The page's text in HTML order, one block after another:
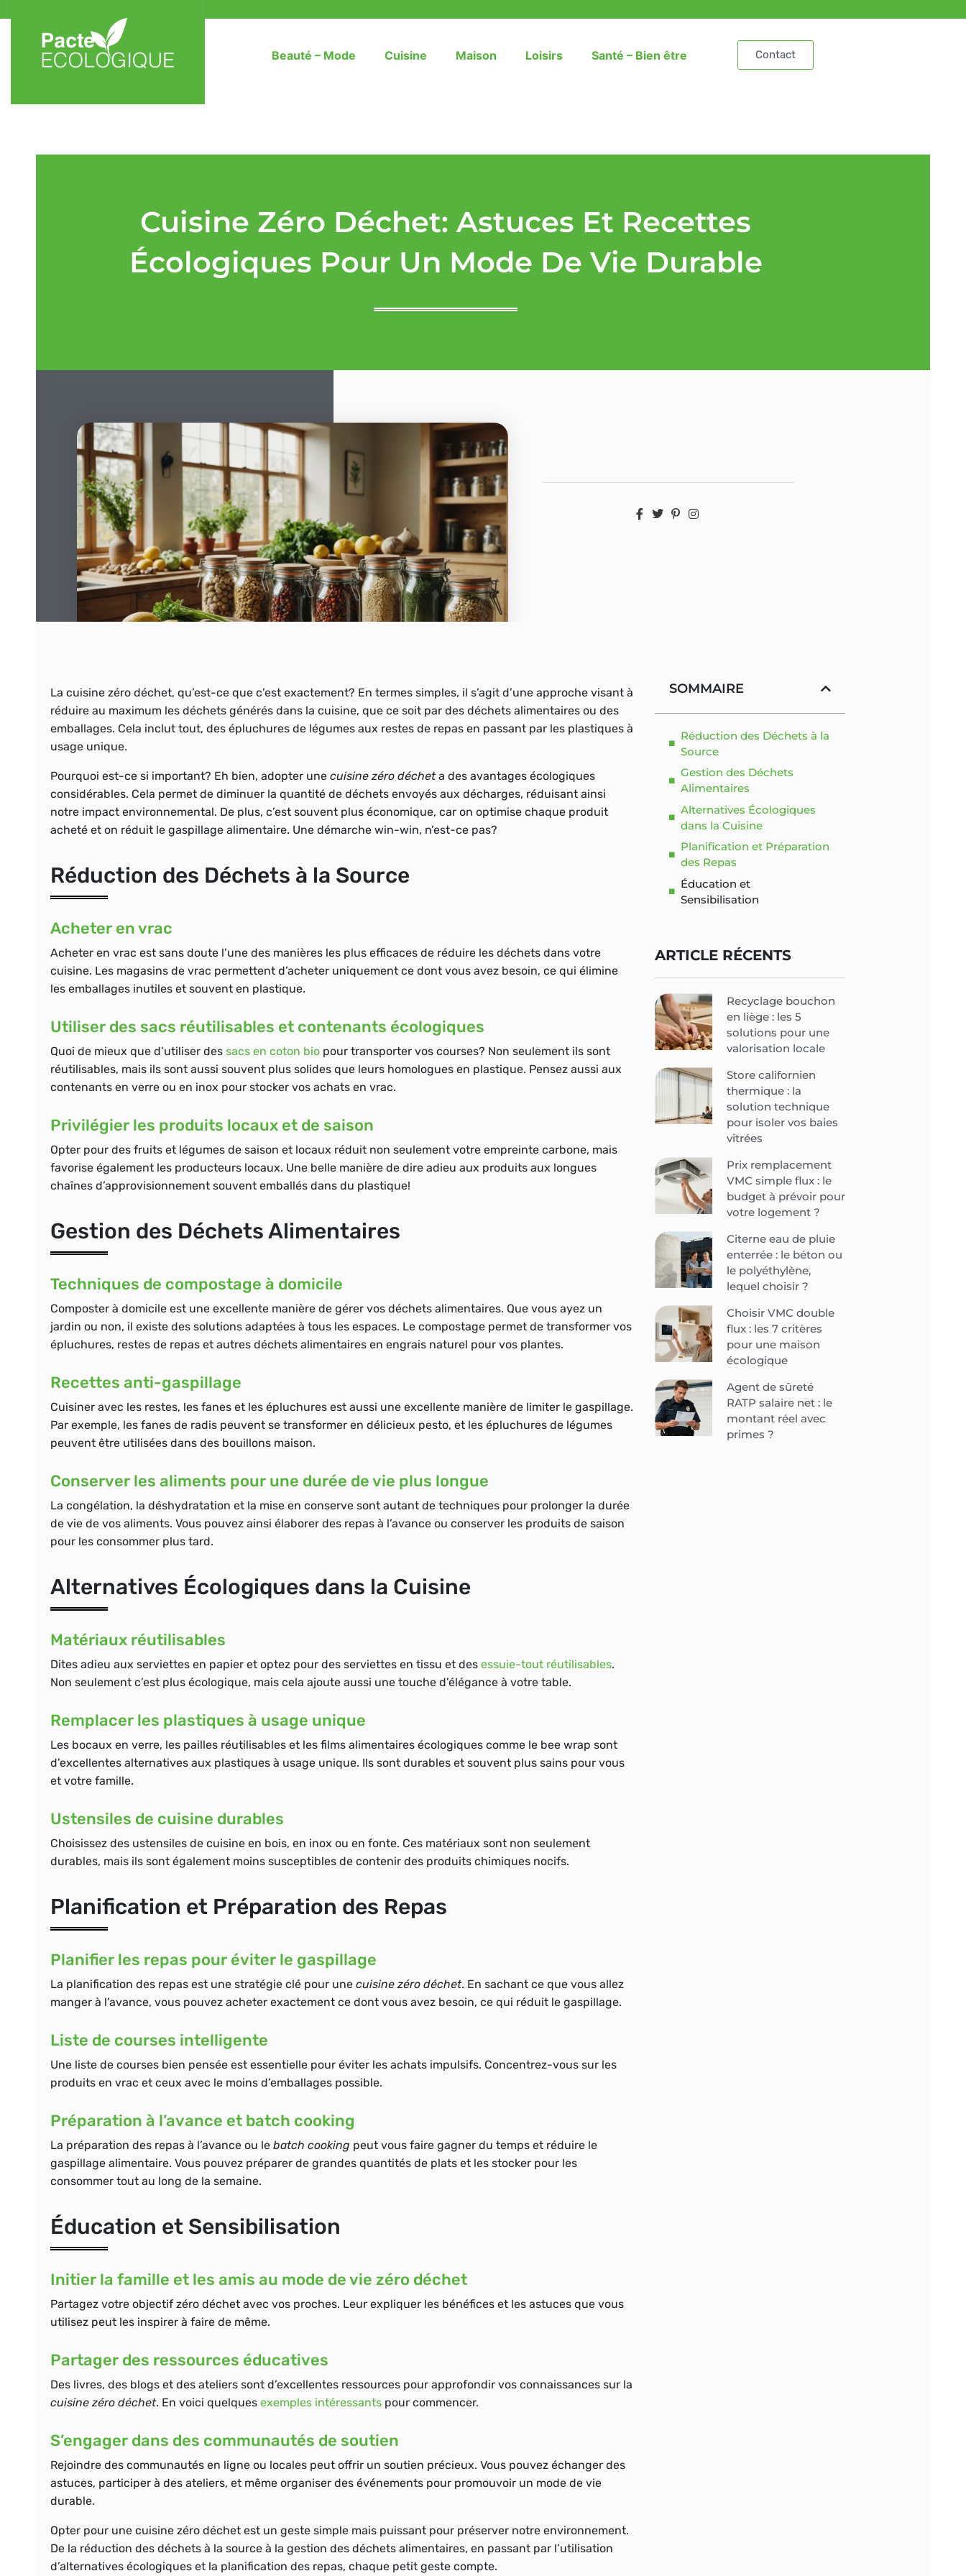
Beauté – Mode Cuisine Maison Loisirs Santé – Bien être Contact
Cuisine Zéro Déchet: Astuces Et Recettes
Écologiques Pour Un Mode De Vie Durable
La cuisine zéro déchet, qu’est-ce que c’est exactement? En termes simples, il s’agit d’une approche visant à
réduire au maximum les déchets générés dans la cuisine, que ce soit par des déchets alimentaires ou des
emballages. Cela inclut tout, des épluchures de légumes aux restes de repas en passant par les plastiques à
usage unique.
Pourquoi est-ce si important? Eh bien, adopter une cuisine zéro décheta des avantages écologiques
considérables. Cela permet de diminuer la quantité de déchets envoyés aux décharges, réduisant ainsi
notre impact environnemental. De plus, c’est souvent plus économique, car on optimise chaque produit
acheté et on réduit le gaspillage alimentaire. Une démarche win-win, n’est-ce pas?
Réduction des Déchets à la Source
Acheter en vrac
Acheter en vrac est sans doute l’une des manières les plus efficaces de réduire les déchets dans votre
cuisine. Les magasins de vrac permettent d’acheter uniquement ce dont vous avez besoin, ce qui élimine
les emballages inutiles et souvent en plastique.
Utiliser des sacs réutilisables et contenants écologiques
Quoi de mieux que d’utiliser des sacs en coton bio pour transporter vos courses? Non seulement ils sont
réutilisables, mais ils sont aussi souvent plus solides que leurs homologues en plastique. Pensez aussi aux
contenants en verre ou en inox pour stocker vos achats en vrac.
Privilégier les produits locaux et de saison
Opter pour des fruits et légumes de saison et locaux réduit non seulement votre empreinte carbone, mais
favorise également les producteurs locaux. Une belle manière de dire adieu aux produits aux longues
chaînes d’approvisionnement souvent emballés dans du plastique!
Gestion des Déchets Alimentaires
Techniques de compostage à domicile
Composter à domicile est une excellente manière de gérer vos déchets alimentaires. Que vous ayez un
jardin ou non, il existe des solutions adaptées à tous les espaces. Le compostage permet de transformer vos
épluchures, restes de repas et autres déchets alimentaires en engrais naturel pour vos plantes.
Recettes anti-gaspillage
Cuisiner avec les restes, les fanes et les épluchures est aussi une excellente manière de limiter le gaspillage.
Par exemple, les fanes de radis peuvent se transformer en délicieux pesto, et les épluchures de légumes
peuvent être utilisées dans des bouillons maison.
Conserver les aliments pour une durée de vie plus longue
La congélation, la déshydratation et la mise en conserve sont autant de techniques pour prolonger la durée
de vie de vos aliments. Vous pouvez ainsi élaborer des repas à l’avance ou conserver les produits de saison
pour les consommer plus tard.
Alternatives Écologiques dans la Cuisine
Matériaux réutilisables
Dites adieu aux serviettes en papier et optez pour des serviettes en tissu et des essuie-tout réutilisables.
Non seulement c’est plus écologique, mais cela ajoute aussi une touche d’élégance à votre table.
Remplacer les plastiques à usage unique
Les bocaux en verre, les pailles réutilisables et les films alimentaires écologiques comme le bee wrap sont
d’excellentes alternatives aux plastiques à usage unique. Ils sont durables et souvent plus sains pour vous
et votre famille.
Ustensiles de cuisine durables
Choisissez des ustensiles de cuisine en bois, en inox ou en fonte. Ces matériaux sont non seulement
durables, mais ils sont également moins susceptibles de contenir des produits chimiques nocifs.
Planification et Préparation des Repas
Planifier les repas pour éviter le gaspillage
La planification des repas est une stratégie clé pour une cuisine zéro déchet. En sachant ce que vous allez
manger à l’avance, vous pouvez acheter exactement ce dont vous avez besoin, ce qui réduit le gaspillage.
Liste de courses intelligente
Une liste de courses bien pensée est essentielle pour éviter les achats impulsifs. Concentrez-vous sur les
produits en vrac et ceux avec le moins d’emballages possible.
Préparation à l’avance et batch cooking
La préparation des repas à l’avance ou le batch cooking peut vous faire gagner du temps et réduire le
gaspillage alimentaire. Vous pouvez préparer de grandes quantités de plats et les stocker pour les
consommer tout au long de la semaine.
Éducation et Sensibilisation
Initier la famille et les amis au mode de vie zéro déchet
Partagez votre objectif zéro déchet avec vos proches. Leur expliquer les bénéfices et les astuces que vous
utilisez peut les inspirer à faire de même.
Partager des ressources éducatives
Des livres, des blogs et des ateliers sont d’excellentes ressources pour approfondir vos connaissances sur la
cuisine zéro déchet. En voici quelques exemples intéressants pour commencer.
S’engager dans des communautés de soutien
Rejoindre des communautés en ligne ou locales peut offrir un soutien précieux. Vous pouvez échanger des
astuces, participer à des ateliers, et même organiser des événements pour promouvoir un mode de vie
durable.
Opter pour une cuisine zéro déchet est un geste simple mais puissant pour préserver notre environnement.
De la réduction des déchets à la source à la gestion des déchets alimentaires, en passant par l’utilisation
d’alternatives écologiques et la planification des repas, chaque petit geste compte.
SOMMAIRE
Réduction des Déchets à la
Source
Gestion des Déchets
Alimentaires
Alternatives Écologiques
dans la Cuisine
Planification et Préparation
des Repas
Éducation et
Sensibilisation
ARTICLE RÉCENTS
Recyclage bouchon
en liège : les 5
solutions pour une
valorisation locale
Store californien
thermique : la
solution technique
pour isoler vos baies
vitrées
Prix remplacement
VMC simple flux : le
budget à prévoir pour
votre logement ?
Citerne eau de pluie
enterrée : le béton ou
le polyéthylène,
lequel choisir ?
Choisir VMC double
flux : les 7 critères
pour une maison
écologique
Agent de sûreté
RATP salaire net : le
montant réel avec
primes ?